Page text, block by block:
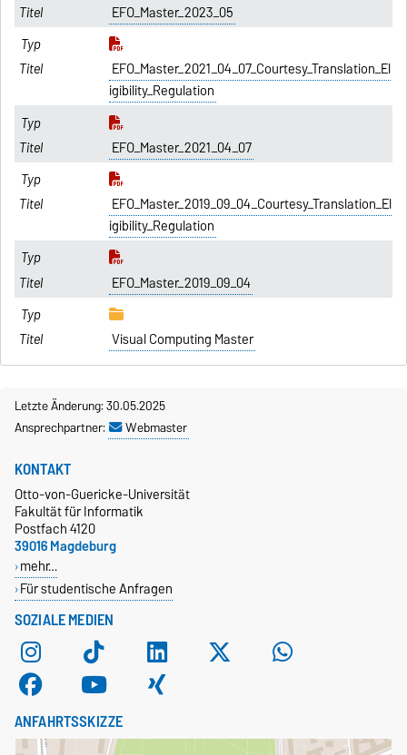
EFO_Master_2023_05
EFO_Master_2021_04_07_Courtesy_Translation_El
igibility_Regulation
EFO_Master_2021_04_07
EFO_Master_2019_09_04_Courtesy_Translation_El
igibility_Regulation
EFO_Master_2019_09_04
Visual Computing Master
Letzte Änderung: 30.05.2025
Ansprechpartner:
Webmaster
SOZIALE MEDIEN
KONTAKT
Otto-von-Guericke-Universität
Fakultät für Informatik
Postfach 4120
39016 Magdeburg
mehr…
Für studentische Anfragen
ANFAHRTSSKIZZE